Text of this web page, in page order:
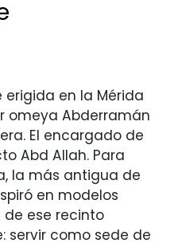
en la Mérida
omeya Abderramán
El encargado de
Abd Allah. Para
la más antigua de
en modelos
de ese recinto
servir como sede de